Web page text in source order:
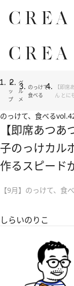
ト
ッ
プ
グ
ル
メ
のっけて、
食べる
【即
ん とに
のっけて、食べる
【即席あつ
子のっけカル
作るスピード
【9月】のっけて、食
しらいのりこ